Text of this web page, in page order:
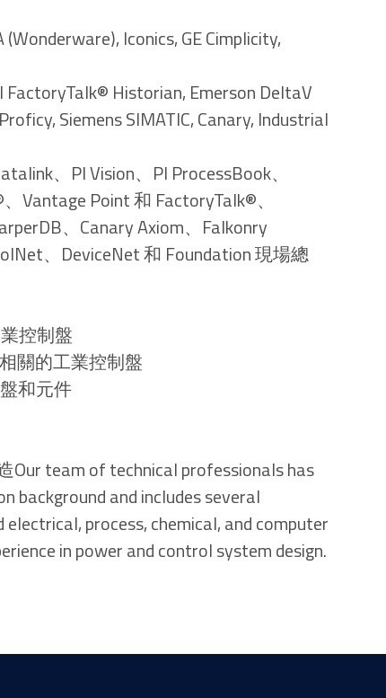
Iconics, GE Cimplicity,
Historian, Emerson DeltaV
Siemens SIMATIC, Canary, Industrial
、PI Vision、PI ProcessBook、
Vantage Point 和 FactoryTalk®、
、Canary Axiom、Falkonry
、DeviceNet 和 Foundation 現場總
控制盤
關的工業控制盤
和元件
Our team of technical professionals has
background and includes several
process, chemical, and computer
in power and control system design.